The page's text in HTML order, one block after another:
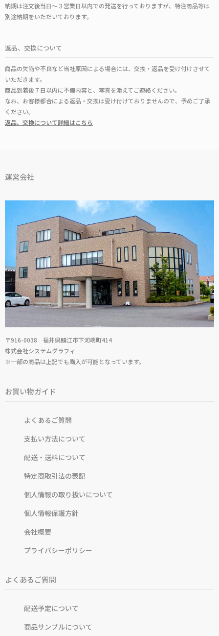
納期は注文後当日～３営業日以内での発送を行っておりますが、特注商品等は
別途納期をいただいております。
返品、交換について
商品の欠陥や不良など当社原因による場合には、交換・返品を受け付けさせて
いただきます。
商品到着後７日以内に不備内容と、写真を添えてご連絡ください。
なお、お客様都合による返品・交換は受け付けておりませんので、予めご了承
ください。
返品、交換について詳細はこちら
運営会社
〒916-0038 福井県鯖江市下河端町414
株式会社システムグラフィ
※一部の商品は上記でも購入が可能となっています。
お買い物ガイド
よくあるご質問
支払い方法について
配送・送料について
特定商取引法の表記
個人情報の取り扱いについて
個人情報保護方針
会社概要
プライバシーポリシー
よくあるご質問
配送予定について
商品サンプルについて